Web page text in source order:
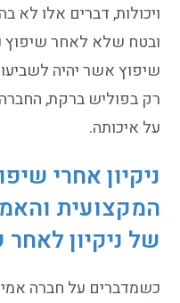
ויכולות, דברים אלו לא
ובטח שלא לאחר שיפוץ
שיפוץ אשר יהיה
רק בפוליש ברקת,
על איכותה.
ניקיון אחרי
המקצועית
של ניקיון
כשמדברים על חברה